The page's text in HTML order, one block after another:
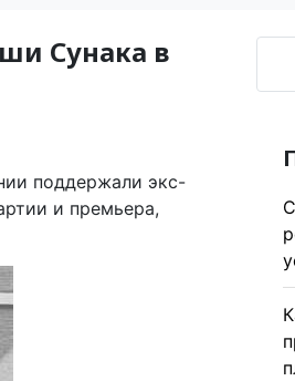
Сунака в
поддержали экс-
и премьера,